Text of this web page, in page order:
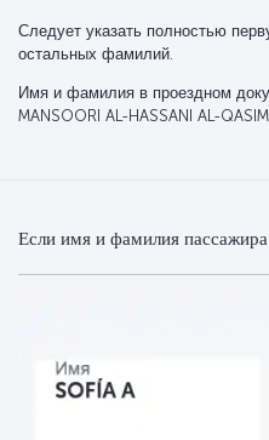
Следует указать полностью
остальных фамилий.
Имя и фамилия в проездном
MANSOORI AL-HASSANI AL-QASIMI
Если имя и фамилия